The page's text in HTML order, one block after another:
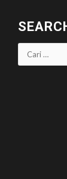
Cari
untuk: